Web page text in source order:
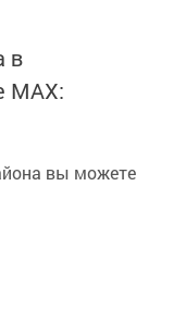
в
MАХ:
вы можете